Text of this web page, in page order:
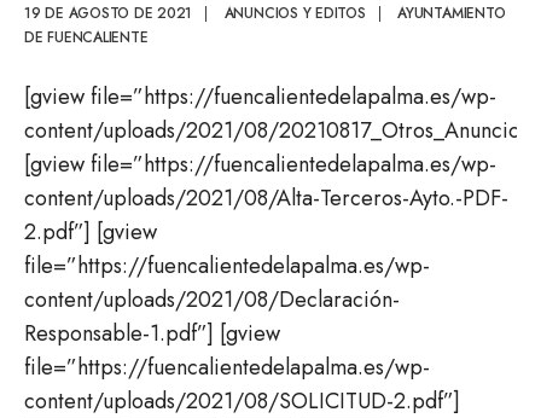
19 DE AGOSTO DE 2021 | ANUNCIOS Y EDITOS |
AYUNTAMIENTO
DE FUENCALIENTE
[gview file=”https://fuencalientedelapalma.es/wp-
content/uploads/2021/08/
[gview file=”https://fuencalientedelapalma.es/wp-
content/uploads/2021/08/Alta-Terceros-Ayto.-PDF-
2.pdf”] [gview
file=”https://fuencalientedelapalma.es/wp-
content/uploads/2021/08/Declaración-
Responsable-1.pdf”] [gview
file=”https://fuencalientedelapalma.es/wp-
content/uploads/2021/08/SOLICITUD-2.pdf”]